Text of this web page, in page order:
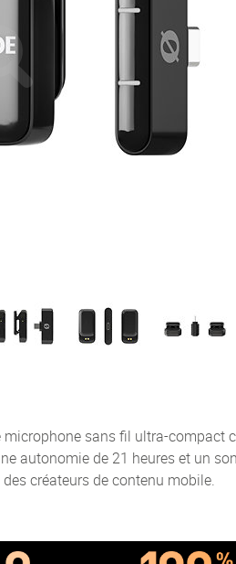
microphone sans fil ultra-compact
autonomie de 21 heures et un
créateurs de contenu mobile.